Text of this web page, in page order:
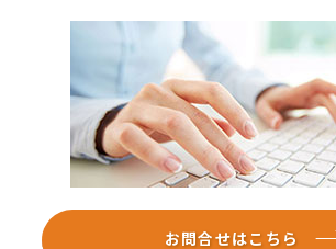
お問合せはこちら